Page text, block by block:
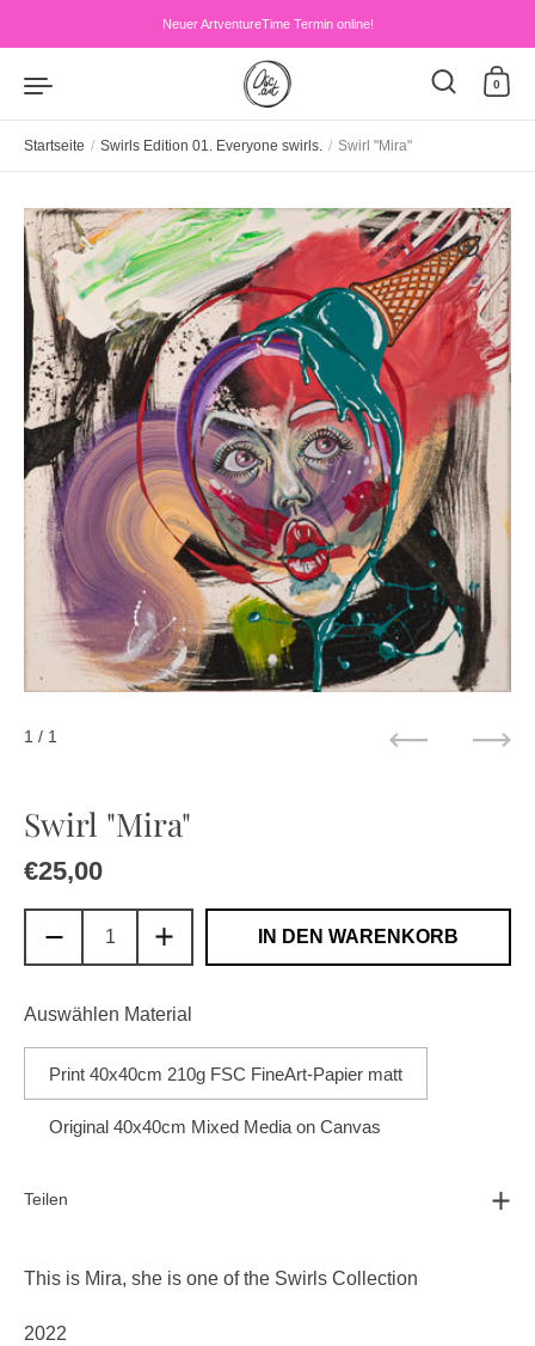
Neuer ArtventureTime Termin online!
0
Startseite / Swirls Edition 01. Everyone swirls. / Swirl "Mira"
Swirl "Mira"
Regulärer Preis
€25,00
IN DEN WARENKORB
Auswählen Material
Print 40x40cm 210g FSC FineArt-Papier matt
Original 40x40cm Mixed Media on Canvas
Teilen
1 / 1
This is Mira, she is one of the Swirls Collection
2022